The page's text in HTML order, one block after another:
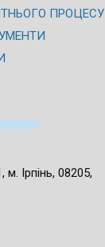
ПРОЦЕСУ
м. Ірпінь, 08205,